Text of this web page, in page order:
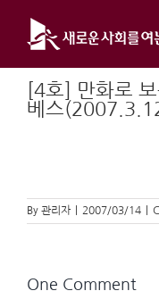
content
[4호] 만화로
베스
By 관리자 2007/03/14
One Comment